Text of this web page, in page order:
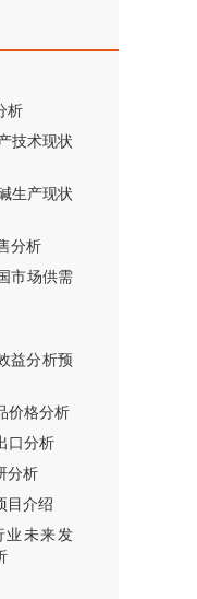
析
技术现状
生产现状
分析
市场供需
益分析预
价格分析
口分析
分析
目介绍
业未来发